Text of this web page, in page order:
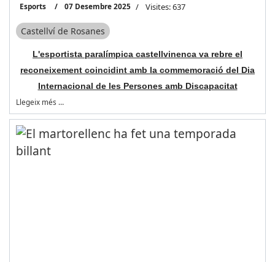
Esports 07 Desembre 2025 Visites: 637
Castellví de Rosanes
L'esportista paralímpica castellvinenca va rebre el
reconeixement coincidint amb la commemoració del Dia
Internacional de les Persones amb Discapacitat
Llegeix més …